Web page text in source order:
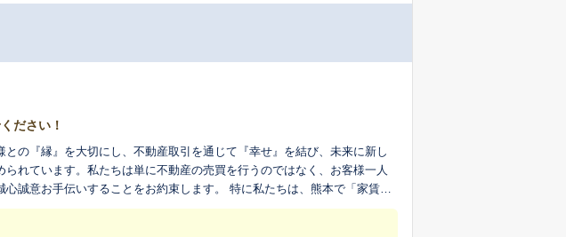
ださい！
の『縁』を大切にし、不動産取引を通じて『幸せ』を結び、未来に新し
れています。私たちは単に不動産の売買を行うのではなく、お客様一人
ることをお約束します。 特に私たちは、熊本で「家賃収
ビルといった物件の売買・買取に力を入れております。オーナー様が大
手伝いをいたします。そのために、近隣の取引相場や物件が持つ独自の